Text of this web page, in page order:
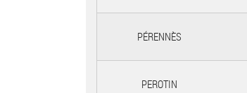
PÉRENNÈS
PEROTIN